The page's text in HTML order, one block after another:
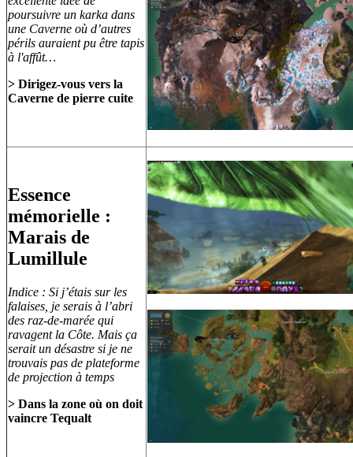
poursuivre un karka dans
une Caverne où d’autres
périls auraient pu être tapis
à l'affût…
> Dirigez-vous vers la
Caverne de pierre cuite
Essence
mémorielle :
Marais de
Lumillule
Indice : Si j’étais sur les
falaises, je serais à l’abri
des raz-de-marée qui
ravagent la Côte. Mais ça
serait un désastre si je ne
trouvais pas de plateforme
de projection à temps
> Dans la zone où on doit
vaincre Tequalt